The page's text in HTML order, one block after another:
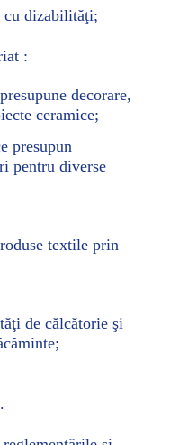
cu dizabilităţi;
:
decorare,
ceramice;
presupun
pentru diverse
textile prin
de călcătorie şi